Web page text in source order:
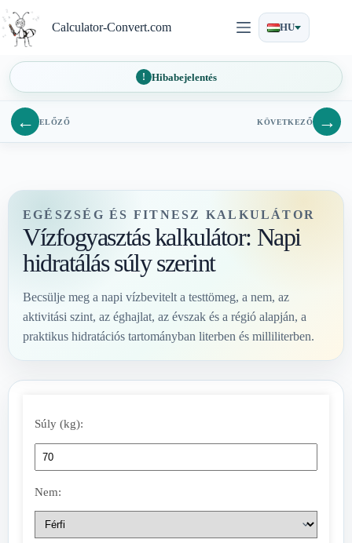
a
tartalomra
Calculator-Convert.com HU
Hibabejelentés
← ELŐZŐ KÖVETKEZŐ →
EGÉSZSÉG ÉS FITNESZ KALKULÁTOR
Vízfogyasztás kalkulátor: Napi
hidratálás súly szerint
Becsülje meg a napi vízbevitelt a testtömeg, a nem, az
aktivitási szint, az éghajlat, az évszak és a régió alapján, a
praktikus hidratációs tartományban literben és milliliterben.
Súly (kg):
Nem: